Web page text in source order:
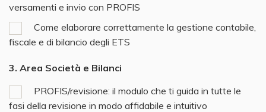
versamenti e invio con PROFIS
Come elaborare correttamente la gestione contabile,
fiscale e di bilancio degli ETS
3. Area Società e Bilanci
PROFIS/revisione: il modulo che ti guida in tutte le
fasi della revisione in modo affidabile e intuitivo